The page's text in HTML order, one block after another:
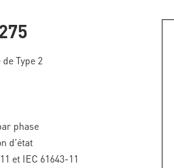
Type 2
phase
d'état
et IEC 61643-11